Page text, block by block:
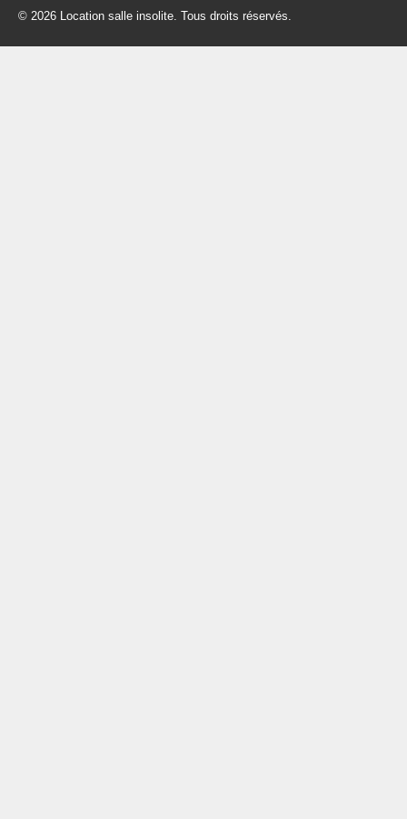
© 2026 Location salle insolite. Tous droits réservés.